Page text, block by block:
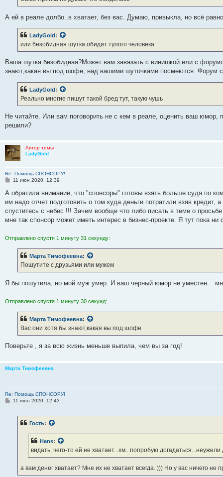
е
А ей в реале долбо..в хватает, без вас. Думаю, привыкла, но всё
LadyGold:
или безобидная шутка обидит тупого человека
Ваша шутка безобидная?Может вам завязать с винишкой или с
знают,какая вы под шофе, над вашими шуточками посмеются. Форум
LadyGold:
Реально многие пишут такой бред тут, такую чушь
Не читайте. Или вам поговорить не с кем в реале, оценить ваш
решили?
Автор темы
LadyGold
Re: Помощь СПОНСОРУ!
С
о
щ
е
н
и
11 июн 2020, 12:39
А обратила внимание, что "спонсоры" готовы взять больше судя по
им надо отчет подготовить о том куда деньги потратили взяв
спуститесь с небес !!! Зачем вообще что либо писать в теме о
мне так спонсор может иметь интерес в бизнес-проекте. Я тут пока
Отправлено спустя 1 минуту 31 секунду:
Марта Тимофеевна:
Пошутите с друзьями или мужем
Я бы пошутила, но мой муж умер. И ваш черный юмор не уместен...
Отправлено спустя 1 минуту 30 секунд:
Марта Тимофеевна:
Вас они хотя бы знают,какая вы под шофе
Поверьте , я за всю жизнь меньше выпила, чем вы за год!
Марта Тимофеевна
Re: Помощь СПОНСОРУ!
С11 июн 2020, 12:43
Гость:
Hans:
видать, чего-то ей не хватает...хм...попробую догадаться...неужели
а вам денег хватает? Мне их не хватает всегда. ))) Но у вас ничего не